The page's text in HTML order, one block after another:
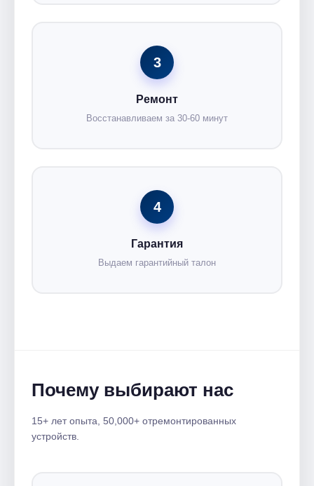
3
Ремонт
Восстанавливаем за 30-60 минут
4
Гарантия
Выдаем гарантийный талон
Почему выбирают нас
15+ лет опыта, 50,000+ отремонтированных
устройств.